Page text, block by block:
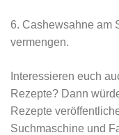
6. Cashewsahne am
vermengen.
Interessieren euch
Rezepte? Dann
Rezepte
Suchmaschine und